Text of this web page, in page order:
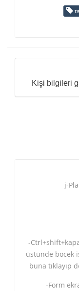
Kişi bilgileri
j-
-
üstünde böcek
buna tıklayıp
-Form